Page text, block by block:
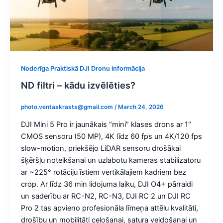
Noderīga Praktiskā DJI Dronu informācija
ND filtri – kādu izvēlēties?
photo.ventaskrasts@gmail.com / March 24, 2026
DJI Mini 5 Pro ir jaunākais “mini” klases drons ar 1″
CMOS sensoru (50 MP), 4K līdz 60 fps un 4K/120 fps
slow-motion, priekšējo LiDAR sensoru drošākai
šķēršļu noteikšanai un uzlabotu kameras stabilizatoru
ar ~225° rotāciju īstiem vertikālajiem kadriem bez
crop. Ar līdz 36 min lidojuma laiku, DJI O4+ pārraidi
un saderību ar RC-N2, RC-N3, DJI RC 2 un DJI RC
Pro 2 tas apvieno profesionāla līmeņa attēlu kvalitāti,
drošību un mobilitāti ceļošanai, satura veidošanai un